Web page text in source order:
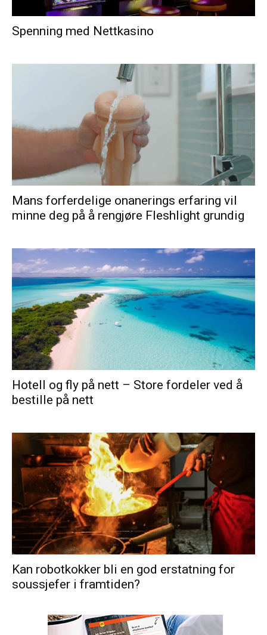
Spenning med Nettkasino
Mans forferdelige onanerings erfaring vil
minne deg på å rengjøre Fleshlight grundig
Hotell og fly på nett – Store fordeler ved å
bestille på nett
Kan robotkokker bli en god erstatning for
soussjefer i framtiden?